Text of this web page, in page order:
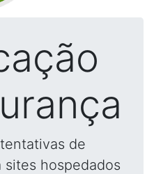
de
sites hospedados